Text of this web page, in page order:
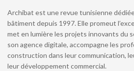
Archibat est une revue tunisienne
bâtiment depuis 1997. Elle promeut
met en lumière les projets innovants du
son agence digitale, accompagne les
construction dans leur communication,
leur développement commercial.